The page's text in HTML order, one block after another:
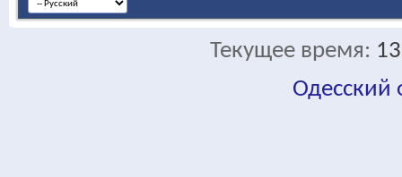
Текущее время:
Одесский